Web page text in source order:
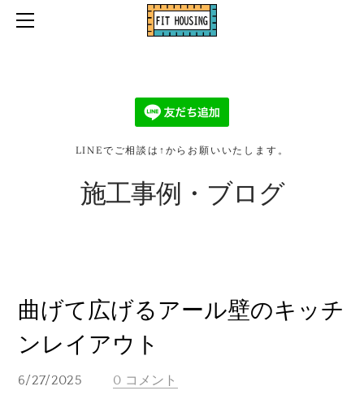
LINEでご相談は↑からお願いいたします。
施工事例・ブログ
曲げて広げるアール壁のキッチ
ンレイアウト
6/27/2025 0 コメント
ホーム
施工事例・ブログ
会社情報
2026リフォーム補助金